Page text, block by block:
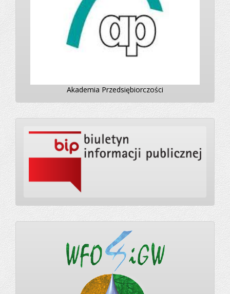
Akademia Przedsiębiorczości